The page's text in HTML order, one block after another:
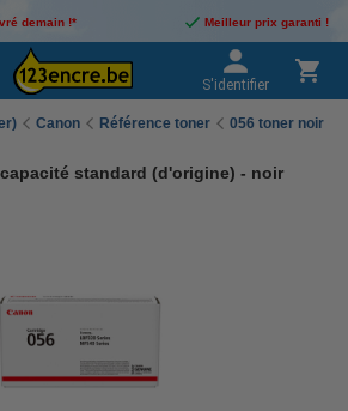
demain !* Meilleur prix garanti !
S'identifier
Canon Référence toner 056 toner noir
standard (d'origine) - noir